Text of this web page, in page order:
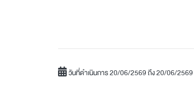
วันที่ดำเนินการ 20/06/2569 ถึง 20/06/2569